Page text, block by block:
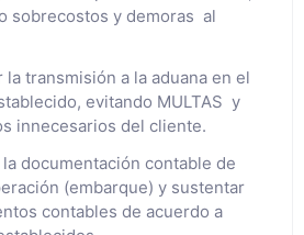
sobrecostos y demoras al
la transmisión a la aduana en el
evitando MULTAS y
innecesarios del cliente.
la documentación contable de
(embarque) y sustentar
contables de acuerdo a